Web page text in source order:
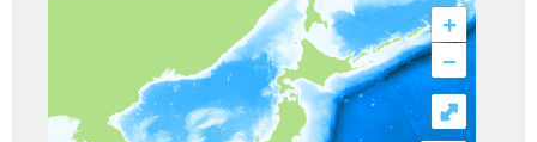
+
–
⤢